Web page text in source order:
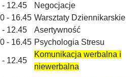
- 12.45
Negocjacje
- 16.45 Warsztaty Dziennikarskie
- 12.45
Asertywność
- 16.45 Psychologia Stresu
- 12.45
Komunikacja werbalna i
niewerbalna